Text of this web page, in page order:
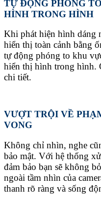
TỰ ĐỘNG PHÓNG
HÌNH TRONG HÌNH
Khi phát hiện hình dáng
hiển thị toàn cảnh bằng
tự động phóng to khu
hiển thị hình trong hình.
chi tiết.
VƯỢT TRỘI VỀ
VONG
Không chỉ nhìn, nghe
bảo mật. Với hệ thống
đảm bảo bạn sẽ không
ngoài tầm nhìn của
thanh rõ ràng và sống